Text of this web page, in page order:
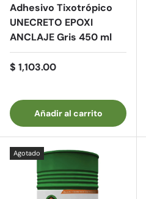
Adhesivo Tixotrópico
UNECRETO EPOXI
ANCLAJE Gris 450 ml
Precio normal
$ 1,103.00
Añadir al carrito
Agotado